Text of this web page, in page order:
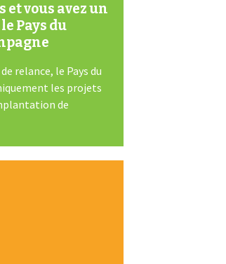
vous avez un
Pays du
relance, le Pays du
les projets
de